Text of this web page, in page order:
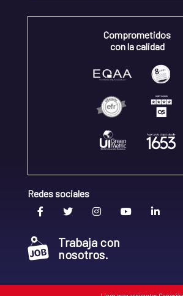
Comprometidos
con la calidad
Redes sociales
Trabaja con
nosotros.